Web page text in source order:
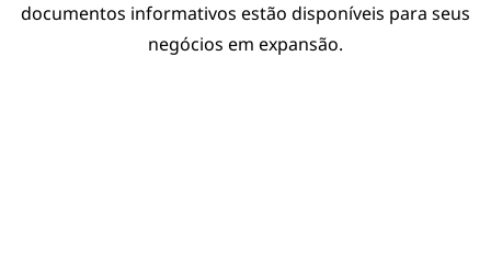
documentos informativos estão disponíveis para seus
negócios em expansão.